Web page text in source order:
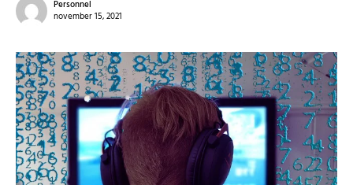
Personnel
november 15, 2021